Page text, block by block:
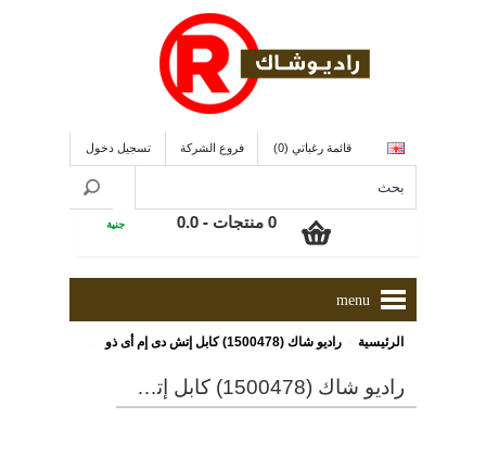
قائمة رغباتي (0) فروع الشركة تسجيل دخول
0 منتجات - 0.0 جنية
menu
الرئيسية راديو شاك (1500478) كابل إتش دى إم أى ذو سرعة عالية , ذو طول 1.8 متر
راديو شاك (1500478) كابل إتش دى إم أى ذو سرعة عالية , ذو طول 1.8 متر